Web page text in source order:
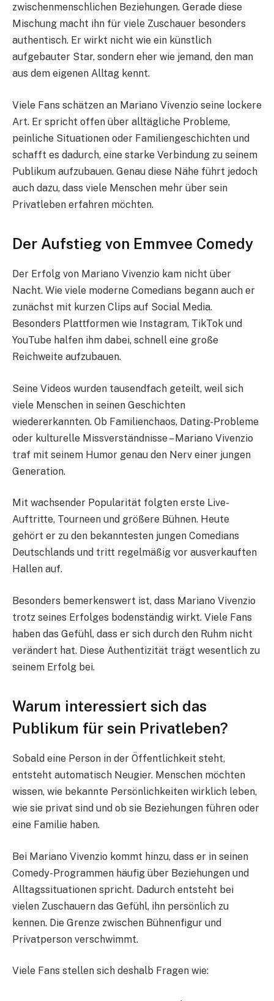
zwischenmenschlichen Beziehungen. Gerade diese
Mischung macht ihn für viele Zuschauer besonders
authentisch. Er wirkt nicht wie ein künstlich
aufgebauter Star, sondern eher wie jemand, den man
aus dem eigenen Alltag kennt.
Viele Fans schätzen an Mariano Vivenzio seine lockere
Art. Er spricht offen über alltägliche Probleme,
peinliche Situationen oder Familiengeschichten und
schafft es dadurch, eine starke Verbindung zu seinem
Publikum aufzubauen. Genau diese Nähe führt jedoch
auch dazu, dass viele Menschen mehr über sein
Privatleben erfahren möchten.
Der Aufstieg von Emmvee Comedy
Der Erfolg von Mariano Vivenzio kam nicht über
Nacht. Wie viele moderne Comedians begann auch er
zunächst mit kurzen Clips auf Social Media.
Besonders Plattformen wie Instagram, TikTok und
YouTube halfen ihm dabei, schnell eine große
Reichweite aufzubauen.
Seine Videos wurden tausendfach geteilt, weil sich
viele Menschen in seinen Geschichten
wiedererkannten. Ob Familienchaos, Dating-Probleme
oder kulturelle Missverständnisse – Mariano Vivenzio
traf mit seinem Humor genau den Nerv einer jungen
Generation.
Mit wachsender Popularität folgten erste Live-
Auftritte, Tourneen und größere Bühnen. Heute
gehört er zu den bekanntesten jungen Comedians
Deutschlands und tritt regelmäßig vor ausverkauften
Hallen auf.
Besonders bemerkenswert ist, dass Mariano Vivenzio
trotz seines Erfolges bodenständig wirkt. Viele Fans
haben das Gefühl, dass er sich durch den Ruhm nicht
verändert hat. Diese Authentizität trägt wesentlich zu
seinem Erfolg bei.
Warum interessiert sich das
Publikum für sein Privatleben?
Sobald eine Person in der Öffentlichkeit steht,
entsteht automatisch Neugier. Menschen möchten
wissen, wie bekannte Persönlichkeiten wirklich leben,
wie sie privat sind und ob sie Beziehungen führen oder
eine Familie haben.
Bei Mariano Vivenzio kommt hinzu, dass er in seinen
Comedy-Programmen häufig über Beziehungen und
Alltagssituationen spricht. Dadurch entsteht bei
vielen Zuschauern das Gefühl, ihn persönlich zu
kennen. Die Grenze zwischen Bühnenfigur und
Privatperson verschwimmt.
Viele Fans stellen sich deshalb Fragen wie: